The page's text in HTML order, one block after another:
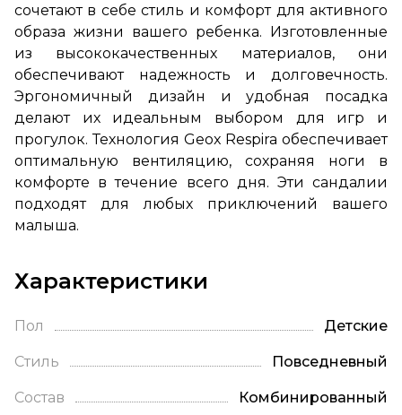
сочетают в себе стиль и комфорт для активного
образа жизни вашего ребенка. Изготовленные
из высококачественных материалов, они
обеспечивают надежность и долговечность.
Эргономичный дизайн и удобная посадка
делают их идеальным выбором для игр и
прогулок. Технология Geox Respira обеспечивает
оптимальную вентиляцию, сохраняя ноги в
комфорте в течение всего дня. Эти сандалии
подходят для любых приключений вашего
малыша.
Характеристики
Пол Детские
Стиль Повседневный
Состав Комбинированный